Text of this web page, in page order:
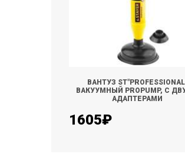
ВАНТУЗ
ВАКУУМНЫЙ PROPUMP, С
АДАПТЕРАМИ
1605₽